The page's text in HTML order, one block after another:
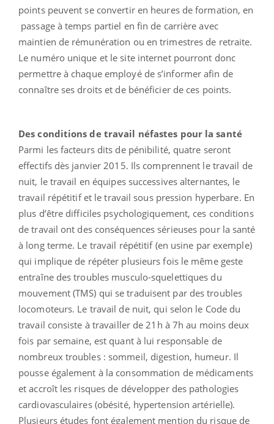
points peuvent se convertir en heures de formation, en
passage à temps partiel en fin de carrière avec
maintien de rémunération ou en trimestres de retraite.
Le numéro unique et le site internet pourront donc
permettre à chaque employé de s’informer afin de
connaître ses droits et de bénéficier de ces points.
Des conditions de travail néfastes pour la santé
Parmi les facteurs dits de pénibilité, quatre seront
effectifs dès janvier 2015. Ils comprennent le travail de
nuit, le travail en équipes successives alternantes, le
travail répétitif et le travail sous pression hyperbare. En
plus d’être difficiles psychologiquement, ces conditions
de travail ont des conséquences sérieuses pour la santé
à long terme. Le travail répétitif (en usine par exemple)
qui implique de répéter plusieurs fois le même geste
entraîne des troubles musculo-squelettiques du
mouvement (TMS) qui se traduisent par des troubles
locomoteurs. Le travail de nuit, qui selon le Code du
travail consiste à travailler de 21h à 7h au moins deux
fois par semaine, est quant à lui responsable de
nombreux troubles : sommeil, digestion, humeur. Il
pousse également à la consommation de médicaments
et accroît les risques de développer des pathologies
cardiovasculaires (obésité, hypertension artérielle).
Plusieurs études font également mention du risque de